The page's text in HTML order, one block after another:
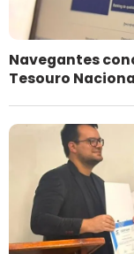
Navegantes
Tesouro